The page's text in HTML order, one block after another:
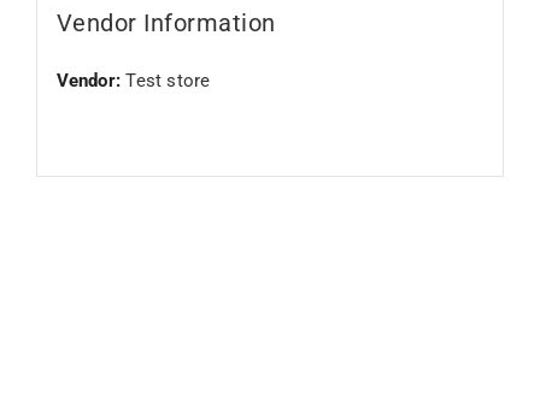
Vendor Information
Vendor:Test store